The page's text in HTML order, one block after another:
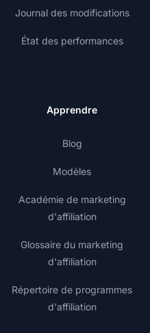
Journal des modifications
État des performances
Apprendre
Blog
Modèles
Académie de marketing
d'affiliation
Glossaire du marketing
d'affiliation
Répertoire de programmes
d'affiliation